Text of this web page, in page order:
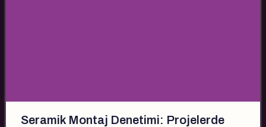
Seramik Montaj Denetimi: Projelerde